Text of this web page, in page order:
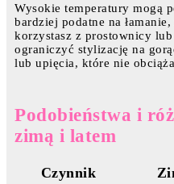
Wysokie temperatury mogą
bardziej podatne na
korzystasz z prostownicy
ograniczyć stylizację na
lub upięcia, które nie
Podobieństwa i
zimą i latem
Czynnik